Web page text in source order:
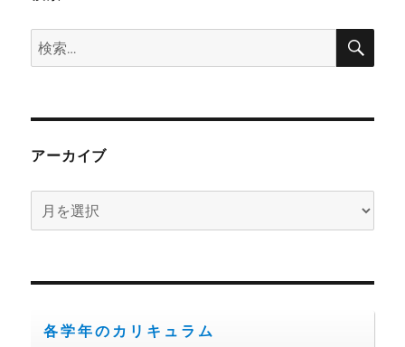
検
索:
検
アーカイブ
ー
イ
各学年のカリキュラム